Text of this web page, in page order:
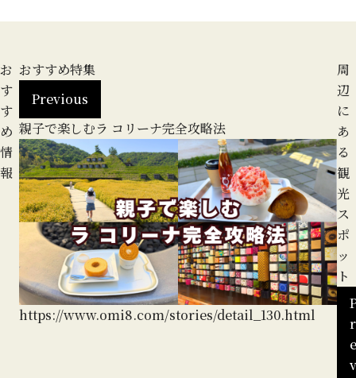
お
す
す
め
情
報
おすすめ特集
Previous
親子で楽しむラ コリーナ完全攻略法
https://www.omi8.com/stories/detail_130.html
地
る
周
辺
に
あ
る
観
光
ス
ポ
ッ
ト
r
e
v